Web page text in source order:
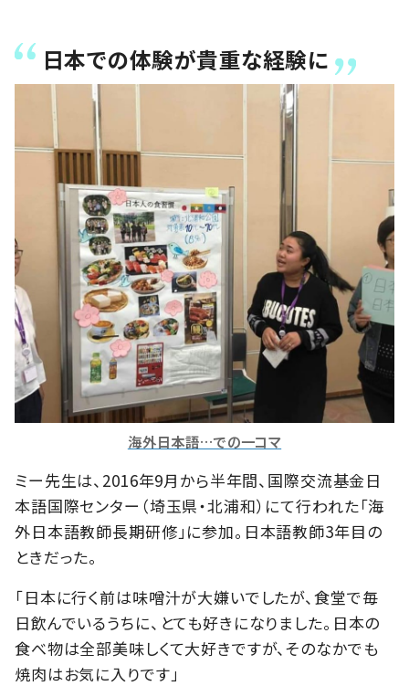
日本での体験が貴重な経験に
海外日本語…での一コマ
ミー先生は、2016年9月から半年間、国際交流基金日
本語国際センター（埼玉県・北浦和）にて行われた「海
外日本語教師長期研修」に参加。日本語教師3年目の
ときだった。
「日本に行く前は味噌汁が大嫌いでしたが、食堂で毎
日飲んでいるうちに、とても好きになりました。日本の
食べ物は全部美味しくて大好きですが、そのなかでも
焼肉はお気に入りです」